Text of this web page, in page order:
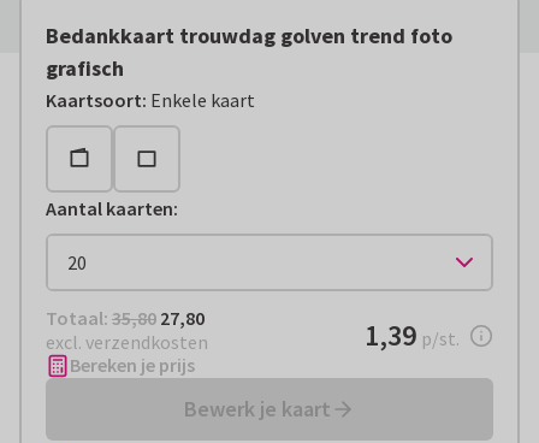
Bedankkaart trouwdag golven trend foto
grafisch
Kaartsoort: Enkele kaart
Aantal kaarten:
Totaal: € 27,80
Totaal: 35,80 27,80
excl. verzendkosten
€ 1,39per stuk
1,39 p/st.
Bereken je prijs
Bewerk je kaart